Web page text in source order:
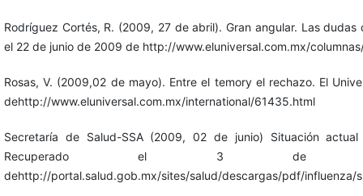
Rodríguez Cortés, R. (2009, 27 de abril). Gran angular. Las
el 22 de junio de 2009 de http://www.eluniversal.com.mx/
Rosas, V. (2009,02 de mayo). Entre el temory el rechazo. El
dehttp://www.eluniversal.com.mx/international/61435.html
Secretaría de Salud-SSA (2009, 02 de junio) Situación
Recuperado el 3 de
dehttp://portal.salud.gob.mx/sites/salud/descargas/pdf/influenza/